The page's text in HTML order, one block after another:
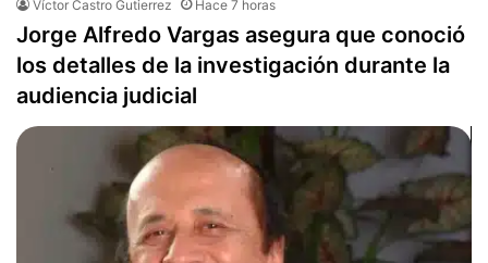
Víctor Castro Gutierrez Hace 7 horas
Jorge Alfredo Vargas asegura que conoció
los detalles de la investigación durante la
audiencia judicial